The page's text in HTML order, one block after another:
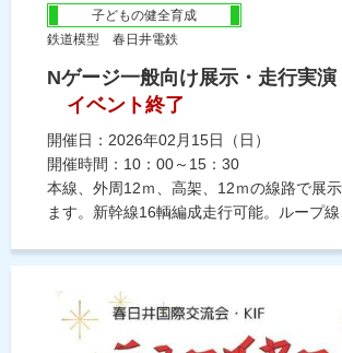
子どもの健全育成
鉄道模型 春日井電鉄
Nゲージ一般向け展示・走行実演
イベント終了
開催日：2026年02月15日（日）
開催時間：10：00～15：30
本線、外周12ｍ、高架、12ｍの線路で展
ます。新幹線16輌編成走行可能。ループ線